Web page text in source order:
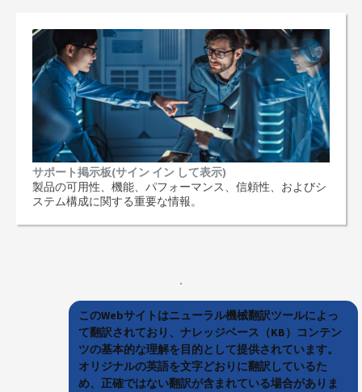
サポート掲示板(サイン イン して表示)
製品の可用性、機能、パフォーマンス、信頼性、およびシ
ステム構成に関する重要な情報。
このWebサイトはニューラル機械翻訳ツールによっ
て翻訳されており、ナレッジベース（KB）コンテン
ツの基本的な理解を目的として提供されています。
オリジナルの英語を文字どおりに翻訳しているた
め、正確ではない翻訳が含まれている場合がありま